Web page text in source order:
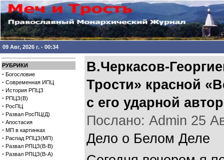
09 Авг, 2026 г. - 00:34
РУБРИКИ
· Богословие
· Современная ИПЦ
· История РПЦЗ
· РПЦЗ(В)
· РосПЦ
· Развал РосПЦ(Д)
· Апостасия
· МП в картинках
· Распад РПЦЗ(МП)
· Развал РПЦЗ(В-В)
· Развал РПЦЗ(В-А)
В.Черкасов-
Трости» красной
с его ударной
Послано: Admin 25
Дело о Белом Деле